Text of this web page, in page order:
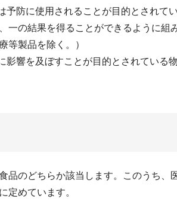
予防に使用されることが目的とされ
一の結果を得ることができるように
等製品を除く。）
影響を及ぼすことが目的とされている
のどちらか該当します。このうち、
定めています。